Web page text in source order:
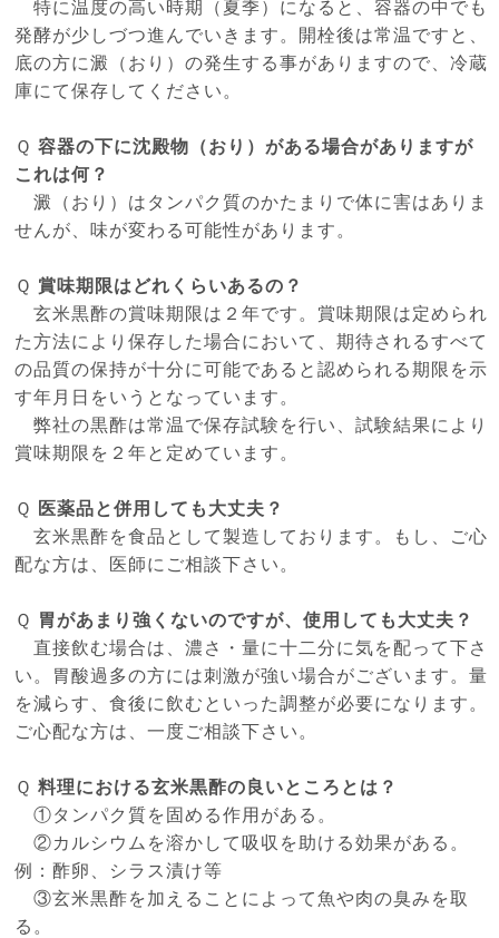
特に温度の高い時期（夏季）になると、容器の中でも
発酵が少しづつ進んでいきます。開栓後は常温ですと、
底の方に澱（おり）の発生する事がありますので、冷蔵
庫にて保存してください。
Ｑ容器の下に沈殿物（おり）がある場合がありますが
これは何？
澱（おり）はタンパク質のかたまりで体に害はありま
せんが、味が変わる可能性があります。
Ｑ 賞味期限はどれくらいあるの？
玄米黒酢の賞味期限は２年です。賞味期限は定められ
た方法により保存した場合において、期待されるすべて
の品質の保持が十分に可能であると認められる期限を示
す年月日をいうとなっています。
弊社の黒酢は常温で保存試験を行い、試験結果により
賞味期限を２年と定めています。
Ｑ
医薬品と併用しても大丈夫？
玄米黒酢を食品として製造しております。もし、ご心
配な方は、医師にご相談下さい。
Ｑ 胃があまり強くないのですが、使用しても大丈夫？
直接飲む場合は、濃さ・量に十二分に気を配って下さ
い。胃酸過多の方には刺激が強い場合がございます。量
を減らす、食後に飲むといった調整が必要になります。
ご心配な方は、一度ご相談下さい。
Ｑ料理における玄米黒酢の良いところとは？
①タンパク質を固める作用がある。
②カルシウムを溶かして吸収を助ける効果がある。
例：酢卵、シラス漬け等
③玄米黒酢を加えることによって魚や肉の臭みを取
る。